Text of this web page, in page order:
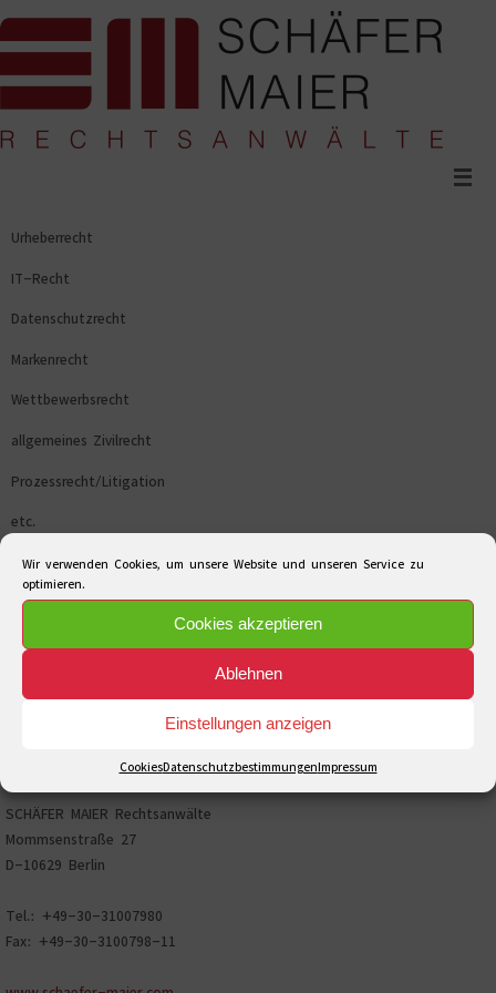
Wir verwenden Cookies, um unsere Website und unseren Service zu
optimieren.
Cookies akzeptieren
Ablehnen
Einstellungen anzeigen
CookiesDatenschutzbestimmungenImpressum
Inhalt
Urheberrecht
IT-Recht
Datenschutzrecht
Markenrecht
Wettbewerbsrecht
allgemeines Zivilrecht
Prozessrecht/Litigation
etc.
SCHÄFER MAIER Rechtsanwälte
Mommsenstraße 27
D-10629 Berlin
Tel.: +49-30-31007980
Fax: +49-30-3100798-11